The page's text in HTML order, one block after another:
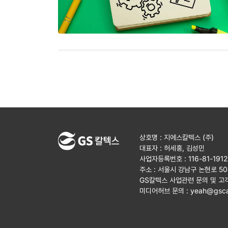
상호명 : 지에스칼텍스 (주)
대표자 : 허세홍, 김성민
사업자등록번호 : 116-81-
주소 : 서울시 강남구 논현로
GS칼텍스 사업관련 문의 및 고
미디어허브 문의 :